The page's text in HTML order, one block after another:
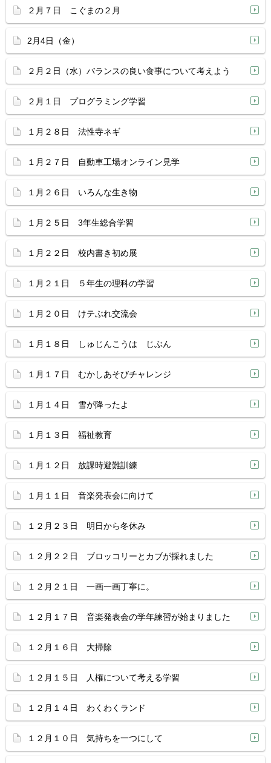
２月７日 こぐまの２月
2月4日（金）
２月２日（水）バランスの良い食事について考えよう
２月１日 プログラミング学習
１月２８日 法性寺ネギ
１月２７日 自動車工場オンライン見学
１月２６日 いろんな生き物
１月２５日 3年生総合学習
１月２２日 校内書き初め展
１月２１日 ５年生の理科の学習
１月２０日 けテぶれ交流会
１月１８日 しゅじんこうは じぶん
１月１７日 むかしあそびチャレンジ
１月１４日 雪が降ったよ
１月１３日 福祉教育
１月１２日 放課時避難訓練
１月１１日 音楽発表会に向けて
１２月２３日 明日から冬休み
１２月２２日 ブロッコリーとカブが採れました
１２月２１日 一画一画丁寧に。
１２月１７日 音楽発表会の学年練習が始まりました
１２月１６日 大掃除
１２月１５日 人権について考える学習
１２月１４日 わくわくランド
１２月１０日 気持ちを一つにして